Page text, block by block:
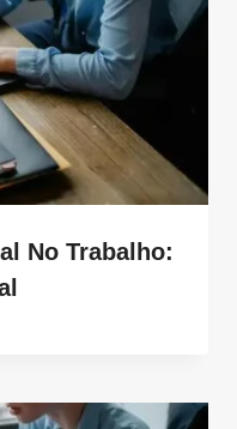
No Trabalho: